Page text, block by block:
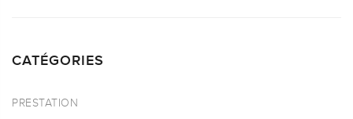
CATÉGORIES
PRESTATION